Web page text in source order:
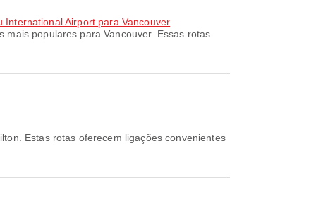
Airport para Vancouver
populares para Vancouver. Essas rotas
Estas rotas oferecem ligações convenientes